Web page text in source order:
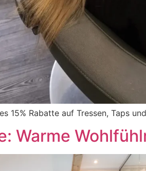
15% Rabatte auf Tressen, Taps
Warme